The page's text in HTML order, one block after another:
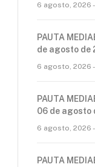
6 agosto, 2026
PAUTA
de agosto de
6 agosto, 2026 -
PAUTA
06 de agosto
6 agosto, 2026
PAUTA